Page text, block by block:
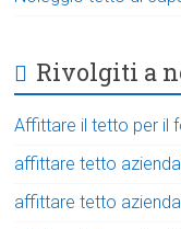
Rivolgiti a
Affittare il tetto per il
affittare tetto
affittare tetto